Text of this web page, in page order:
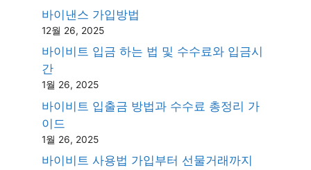
바이낸스 가입방법
12월 26, 2025
바이비트 입금 하는 법 및 수수료와 입금시
간
1월 26, 2025
바이비트 입출금 방법과 수수료 총정리 가
이드
1월 26, 2025
바이비트 사용법 가입부터 선물거래까지